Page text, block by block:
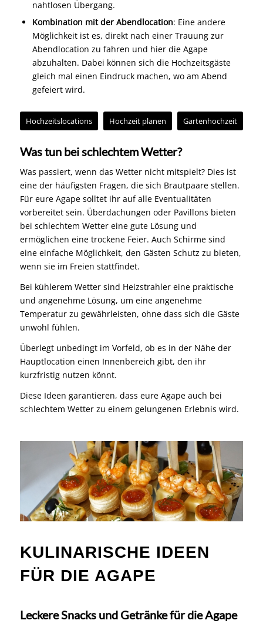
nahtlosen Übergang.
Kombination mit der Abendlocation: Eine andere
Möglichkeit ist es, direkt nach einer Trauung zur
Abendlocation zu fahren und hier die Agape
abzuhalten. Dabei können sich die Hochzeitsgäste
gleich mal einen Eindruck machen, wo am Abend
gefeiert wird.
Hochzeitslocations Hochzeit planen Gartenhochzeit
Was tun bei schlechtem Wetter?
Was passiert, wenn das Wetter nicht mitspielt? Dies ist
eine der häufigsten Fragen, die sich Brautpaare stellen.
Für eure Agape solltet ihr auf alle Eventualitäten
vorbereitet sein. Überdachungen oder Pavillons bieten
bei schlechtem Wetter eine gute Lösung und
ermöglichen eine trockene Feier. Auch Schirme sind
eine einfache Möglichkeit, den Gästen Schutz zu bieten,
wenn sie im Freien stattfindet.
Bei kühlerem Wetter sind Heizstrahler eine praktische
und angenehme Lösung, um eine angenehme
Temperatur zu gewährleisten, ohne dass sich die Gäste
unwohl fühlen.
Überlegt unbedingt im Vorfeld, ob es in der Nähe der
Hauptlocation einen Innenbereich gibt, den ihr
kurzfristig nutzen könnt.
Diese Ideen garantieren, dass eure Agape auch bei
schlechtem Wetter zu einem gelungenen Erlebnis wird.
KULINARISCHE IDEEN
FÜR DIE AGAPE
Leckere Snacks und Getränke für die Agape